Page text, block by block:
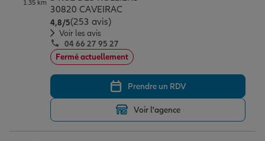
Assurance emprunteur
Prévoyance et dépendance
Assurance animal de compagnie
Protection de la famille
Protection juridique
Épargne & retraite
Plan épargne retraite
Assurance vie
Placements financiers
Vos projets
Partir en vacances
Déménager
Conseil assurance
Outre-mer
1.35 km
30820 CAVEIRAC
4,8/5Note de 4.8 sur 5
(253 avis)
Voir les avis
04 66 27 95 27
Fermé actuellement
Prendre un RDV
Voir l'agence